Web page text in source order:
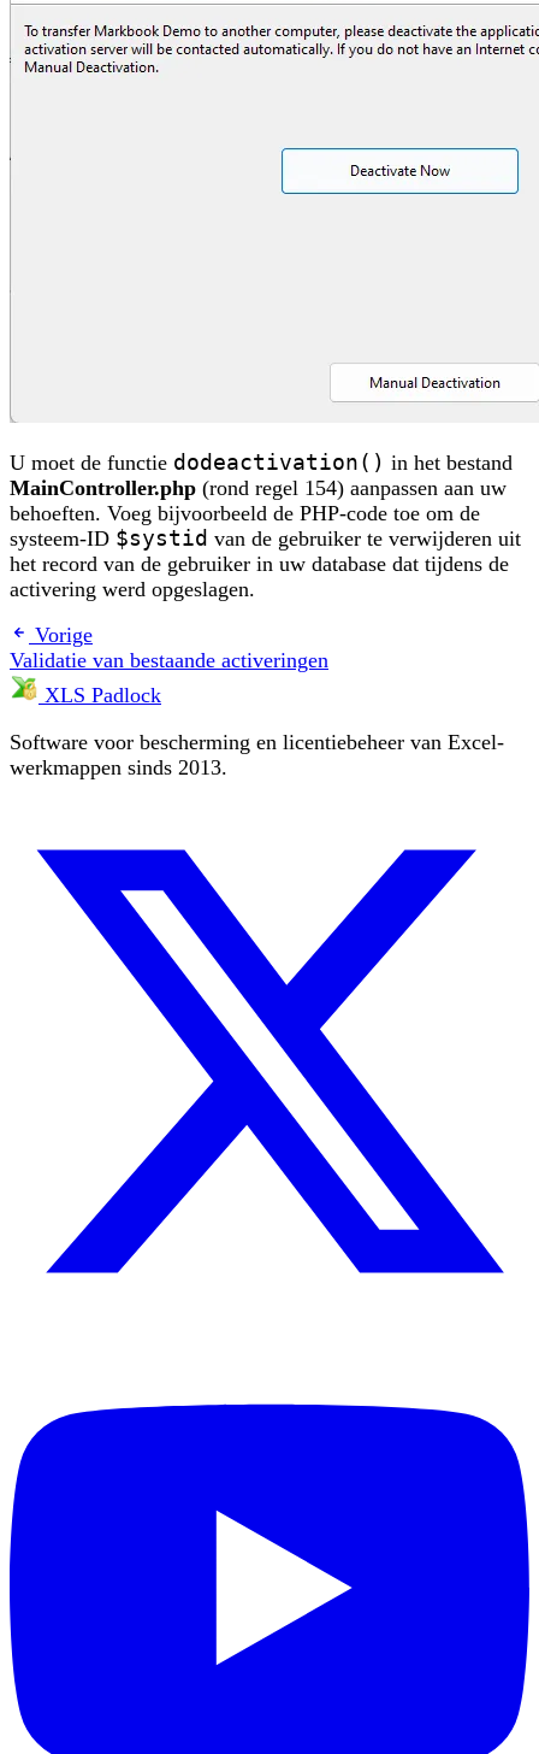
U moet de functie dodeactivation() in het bestand
MainController.php (rond regel 154) aanpassen aan uw
behoeften. Voeg bijvoorbeeld de PHP-code toe om de
systeem-ID $systid van de gebruiker te verwijderen uit
het record van de gebruiker in uw database dat tijdens de
activering werd opgeslagen.
Vorige
Validatie van bestaande activeringen
XLS Padlock
Software voor bescherming en licentiebeheer van Excel-
werkmappen sinds 2013.